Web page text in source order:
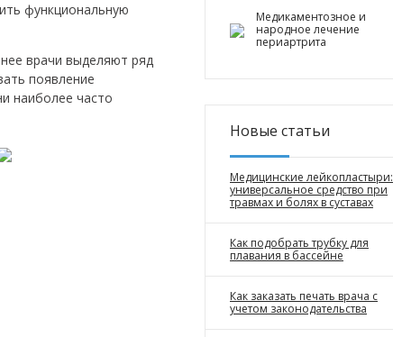
функциональную
врачи выделяют ряд
появление
наиболее часто
Медикаментозное и
народное лечение
периартрита
Новые статьи
Медицинские лейкопластыри:
универсальное средство при
травмах и болях в суставах
Как подобрать трубку для
плавания в бассейне
Как заказать печать врача с
учетом законодательства